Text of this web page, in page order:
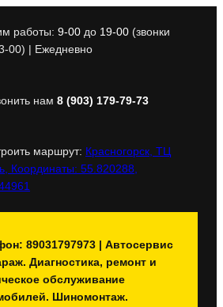
работы: 9-00 до 19-00 (звонки
00) | Ежедневно
нам 8 (903) 179-79-73
маршрут: Красногорск, ТЦ
Координаты: 55.820288,
89031797973 | Автосервис
Диагностика, ремонт и
обслуживание
Шиномонтаж.